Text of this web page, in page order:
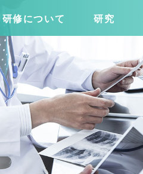
研修について 研究